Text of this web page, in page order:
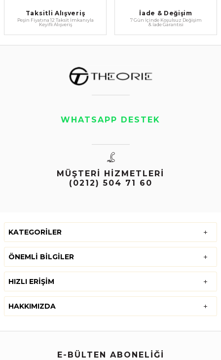
Taksitli Alışveriş
Peşin Fiyatına 12 Taksit İmkanıyla
Keyifli Alışveriş
İade & Değişim
7 Gün İçinde Koşulsuz Değişim
& İade Garantisi
WHATSAPP DESTEK
MÜŞTERİ HİZMETLERİ
(0212) 504 71 60
KATEGORILER
ÖNEMLI BILGILER
HIZLI ERIŞIM
HAKKIMIZDA
E-BÜLTEN ABONELİĞİ